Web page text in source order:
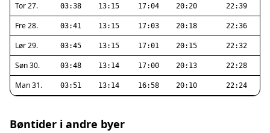
Tor 27. 03:38 13:15 17:04 20:20 22:39
Fre 28. 03:41 13:15 17:03 20:18 22:36
Lør 29. 03:45 13:15 17:01 20:15 22:32
Søn 30. 03:48 13:14 17:00 20:13 22:28
Man 31. 03:51 13:14 16:58 20:10 22:24
Bøntider i andre byer